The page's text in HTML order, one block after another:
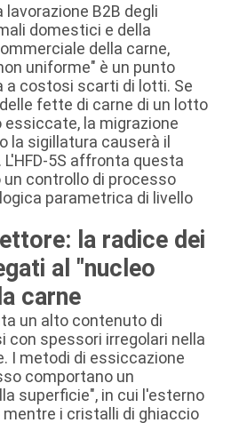
B2B degli
domestici e della
della carne,
uniforme" è un punto
a costosi scarti di lotti. Se
fette di carne di un lotto
essiccate, la migrazione
la sigillatura causerà il
5S affronta questa
controllo di processo
parametrica di livello
la radice dei
al "nucleo
carne
un alto contenuto di
con spessori irregolari nella
I metodi di essiccazione
comportano un
superficie", in cui l'esterno
i cristalli di ghiaccio